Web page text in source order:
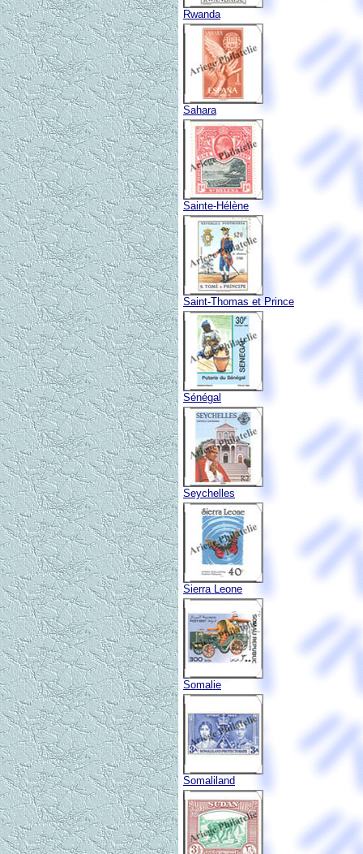
Rwanda
Sahara
Sainte-Hélène
Saint-Thomas et Prince
Sénégal
Seychelles
Sierra Leone
Somalie
Somaliland